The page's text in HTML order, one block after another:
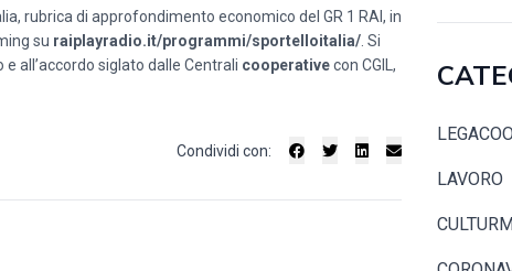
rubrica di approfondimento economico del GR 1 RAI, in
su raiplayradio.it/programmi/sportelloitalia/ . Si
all’accordo siglato dalle Centrali cooperativecon CGIL,
Condividi con:
LAVORO